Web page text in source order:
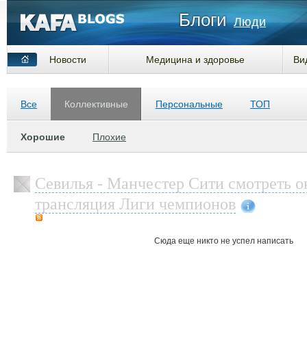
Блоги Люди
Новости Медицина и здоровье
Все Коллективные
Хорошие Плохие
Персональные ТОП
Севилья - Манчестер Сити смотреть
трансляция Лиги чемпионов
Сюда еще никто не успел написать